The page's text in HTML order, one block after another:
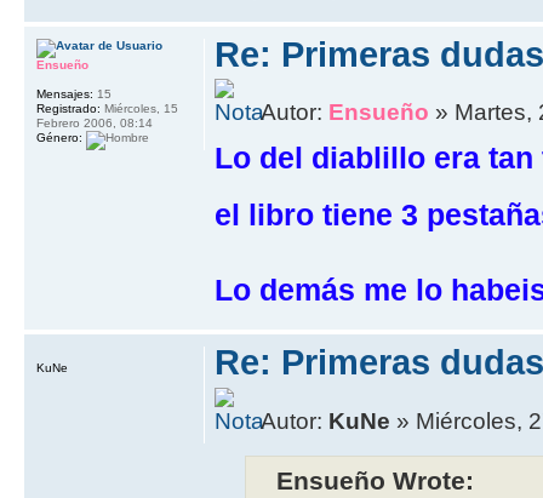
Re: Primeras
Autor: Ensueño » Martes,
Lo del diablillo era
el libro tiene 3
Lo demás me lo
Ensueño
Mensajes: 15
Registrado: Miércoles, 15
Febrero 2006, 08:14
Género:
Re: Primeras
Autor: KuNe » Miércoles,
Ensueño Wrote:
KuNe